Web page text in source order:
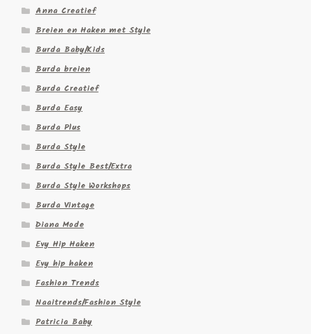
Anna Creatief
Breien en Haken met Style
Burda Baby/Kids
Burda breien
Burda Creatief
Burda Easy
Burda Plus
Burda Style
Burda Style Best/Extra
Burda Style Workshops
Burda Vintage
Diana Mode
Evy Hip Haken
Evy hip haken
Fashion Trends
Naaitrends/Fashion Style
Patricia Baby